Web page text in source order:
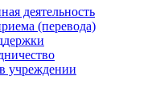
деятельность
(перевода)
учреждении